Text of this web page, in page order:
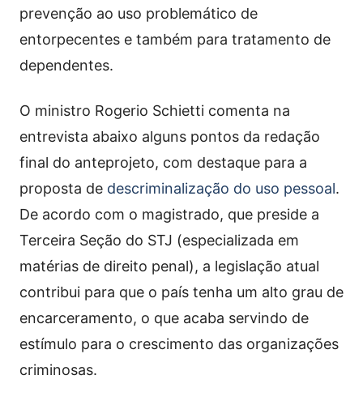
prevenção ao uso problemático de
entorpecentes e também para tratamento de
dependentes.
O ministro Rogerio Schietti comenta na
entrevista abaixo alguns pontos da redação
final do anteprojeto, com destaque para a
proposta de descriminalização do uso pessoal.
De acordo com o magistrado, que preside a
Terceira Seção do STJ (especializada em
matérias de direito penal), a legislação atual
contribui para que o país tenha um alto grau de
encarceramento, o que acaba servindo de
estímulo para o crescimento das organizações
criminosas.